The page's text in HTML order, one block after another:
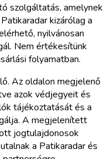
szolgáltatás, amelynek
kizárólag a
nyilvánosan
Nem értékesítünk
folyamatban.
Az oldalon megjelenő
azok védjegyeit és
tájékoztatását és a
A megjelenített
jogtulajdonosok
a Patikaradar és